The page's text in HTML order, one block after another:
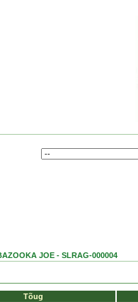
JOE - SLRAG-000004
Tõug